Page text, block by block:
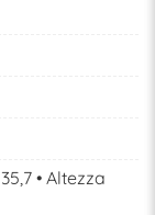
• Altezza